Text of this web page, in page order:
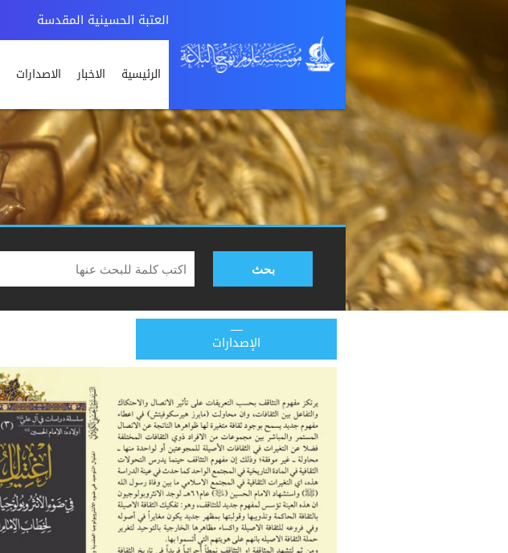
العتبة الحسينية المقدسة
الرئيسية الاخبار الاصدارات
بحث
الإصدارات